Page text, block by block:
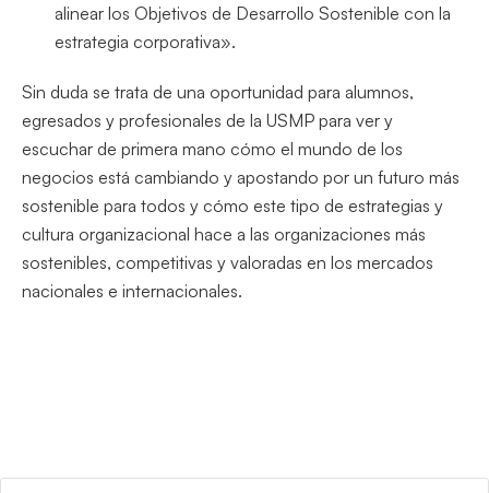
alinear los Objetivos de Desarrollo Sostenible con la
estrategia corporativa».
Sin duda se trata de una oportunidad para alumnos,
egresados y profesionales de la USMP para ver y
escuchar de primera mano cómo el mundo de los
negocios está cambiando y apostando por un futuro más
sostenible para todos y cómo este tipo de estrategias y
cultura organizacional hace a las organizaciones más
sostenibles, competitivas y valoradas en los mercados
nacionales e internacionales.